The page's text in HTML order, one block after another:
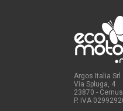
Argos Italia Srl
Via Spluga, 4
23870 -
P. IVA